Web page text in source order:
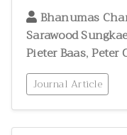
Bhanumas
Sarawood
Pieter Baas,Peter
Journal Article